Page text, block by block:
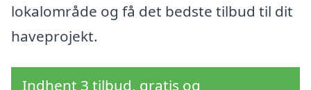
lokalområde og få det bedste tilbud til dit
haveprojekt.
Indhent 3 tilbud, gratis og